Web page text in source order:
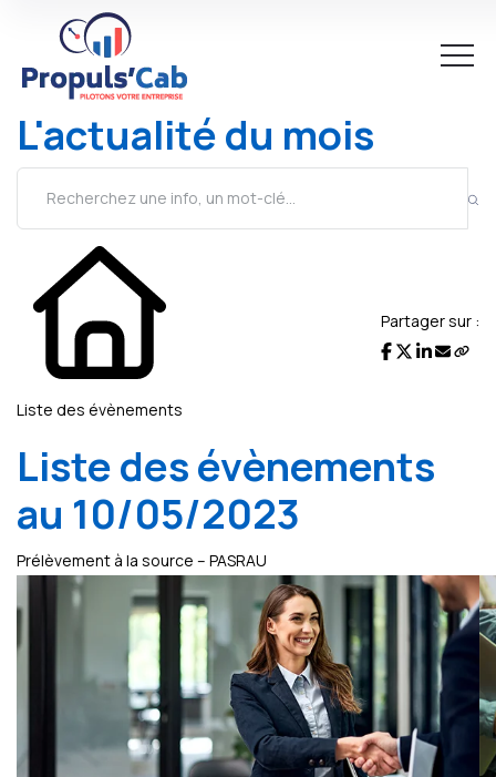
L'actualité du mois
Liste des évènements
Partager sur :
Liste des évènements
au 10/05/2023
Prélèvement à la source – PASRAU